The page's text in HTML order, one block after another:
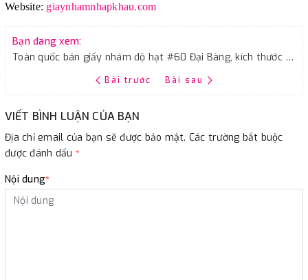
Website: giaynhamnhapkhau.com
Bạn đang xem:
Toàn quốc bán giấy nhám độ hạt #60 Đại Bàng, kích thước 9''x11''
Bài trước Bài sau
VIẾT BÌNH LUẬN CỦA BẠN
Địa chỉ email của bạn sẽ được bảo mật. Các trường bắt buộc
được đánh dấu *
Nội dung*